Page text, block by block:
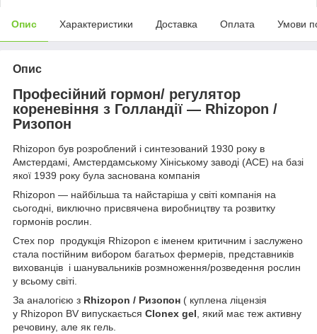
Опис Характеристики Доставка Оплата Умови
Опис
Професійний гормон/ регулятор
кореневіння з Голландії — Rhizopon /
Ризопон
Rhizopon був розроблений і синтезований 1930 року в
Амстердамі, Амстердамському Хініському заводі (АСЕ) на базі
якої 1939 року була заснована компанія
Rhizopon — найбільша та найстаріша у світі компанія на
сьогодні, виключно присвячена виробництву та розвитку
гормонів рослин.
Стех пор продукція Rhizopon є іменем критичним і заслужено
стала постійним вибором багатьох фермерів, представників
вихованців і шанувальників розмноження/розведення рослин
у всьому світі.
За аналогією з Rhizopon / Ризопон ( куплена ліцензія
у Rhizopon BV випускається Clonex gel, який має теж активну
речовину, але як гель.